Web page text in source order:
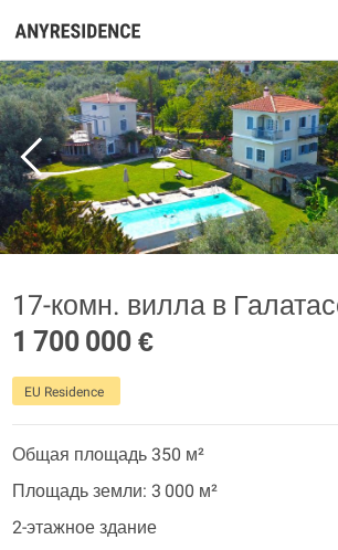
17-комн. вилла в
1 700 000 €
EU Residence
Общая площадь 350 м²
Площадь земли: 3 000 м²
2-этажное здание